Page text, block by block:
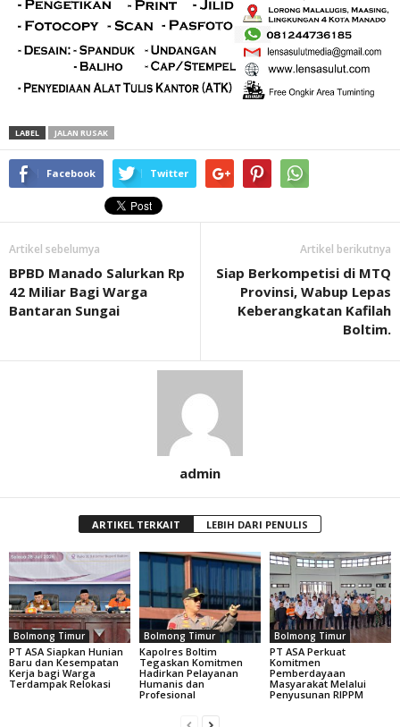
LABEL JALAN RUSAK
Facebook Twitter
Artikel sebelumya
BPBD Manado Salurkan Rp
42 Miliar Bagi Warga
Bantaran Sungai
Artikel berikutnya
Siap Berkompetisi di MTQ
Provinsi, Wabup Lepas
Keberangkatan Kafilah
Boltim.
admin
ARTIKEL TERKAIT LEBIH DARI PENULIS
Bolmong Timur
PT ASA Siapkan Hunian
Baru dan Kesempatan
Kerja bagi Warga
Terdampak Relokasi
Bolmong Timur
Kapolres Boltim
Tegaskan Komitmen
Hadirkan Pelayanan
Humanis dan
Profesional
Bolmong Timur
PT ASA Perkuat
Komitmen
Pemberdayaan
Masyarakat Melalui
Penyusunan RIPPM